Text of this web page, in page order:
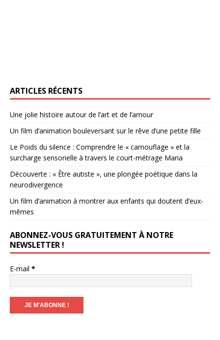
ARTICLES RÉCENTS
Une jolie histoire autour de l’art et de l’amour
Un film d’animation bouleversant sur le rêve d’une petite fille
Le Poids du silence : Comprendre le « camouflage » et la
surcharge sensorielle à travers le court-métrage Maria
Découverte : « Être autiste », une plongée poétique dans la
neurodivergence
Un film d’animation à montrer aux enfants qui doutent d’eux-
mêmes
ABONNEZ-VOUS GRATUITEMENT À NOTRE
NEWSLETTER !
E-mail *